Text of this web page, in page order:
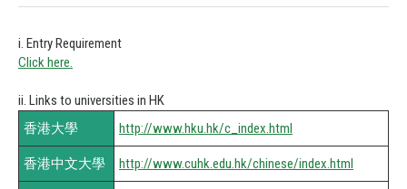
i. Entry Requirement
Click here.
ii. Links to universities in HK
香港大學
http://www.hku.hk/c_index.html
香港中文大學 http://www.cuhk.edu.hk/chinese/index.html